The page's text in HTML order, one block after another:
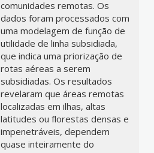
comunidades remotas. Os
dados foram processados com
uma modelagem de função de
utilidade de linha subsidiada,
que indica uma priorização de
rotas aéreas a serem
subsidiadas. Os resultados
revelaram que áreas remotas
localizadas em ilhas, altas
latitudes ou florestas densas e
impenetráveis, dependem
quase inteiramente do